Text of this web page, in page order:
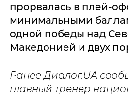
прорвалась в плей-
минимальными
одной победы над
Македонией и двух
Ранее Диалог.UA
главный тренер